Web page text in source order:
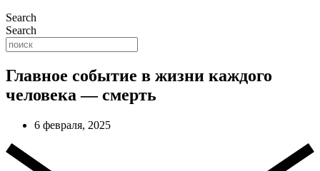
Search
Search
Главное событие в жизни каждого
человека — смерть
6 февраля, 2025